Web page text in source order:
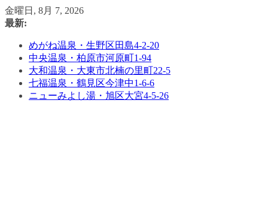
コ
ン
金曜日, 8月 7, 2026
最新:
めがね温泉・生野区田島4-2-20
中央温泉・柏原市河原町1-94
大和温泉・大東市北楠の里町22-5
七福温泉・鶴見区今津中1-6-6
ニューみよし湯・旭区大宮4-5-26